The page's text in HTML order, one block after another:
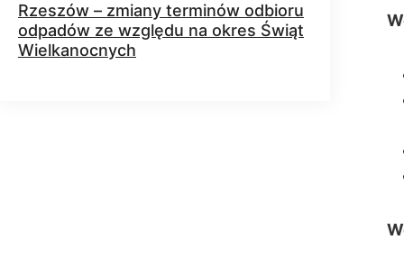
Rzeszów – zmiany terminów odbioru
odpadów ze względu na okres Świąt
Wielkanocnych